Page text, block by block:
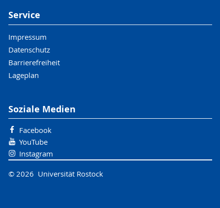
Service
Impressum
Datenschutz
Barrierefreiheit
Lageplan
Soziale Medien
Facebook
YouTube
Instagram
© 2026 Universität Rostock